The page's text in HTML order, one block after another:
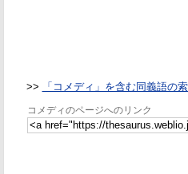
>> 「コメディ」を含む同義語の
コメディのページへのリンク